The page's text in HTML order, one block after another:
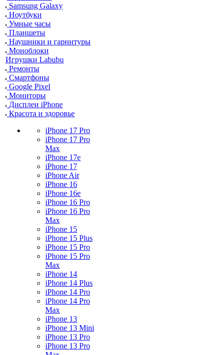
Samsung Galaxy
Ноутбуки
Умные часы
Планшеты
Наушники и гарнитуры
Моноблоки
Игрушки Labubu
Ремонты
Смартфоны
Google Pixel
Мониторы
Дисплеи iPhone
Красота и здоровье
iPhone 17 Pro
iPhone 17 Pro
Max
iPhone 17e
iPhone 17
iPhone Air
iPhone 16
iPhone 16e
iPhone 16 Pro
iPhone 16 Pro
Max
iPhone 15
iPhone 15 Plus
iPhone 15 Pro
iPhone 15 Pro
Max
iPhone 14
iPhone 14 Plus
iPhone 14 Pro
iPhone 14 Pro
Max
iPhone 13
iPhone 13 Mini
iPhone 13 Pro
iPhone 13 Pro